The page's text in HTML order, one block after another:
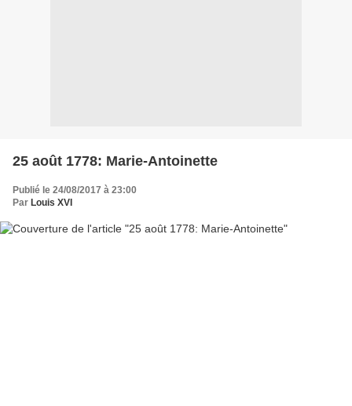
25 août 1778: Marie-Antoinette
Publié le 24/08/2017 à 23:00
Par Louis XVI